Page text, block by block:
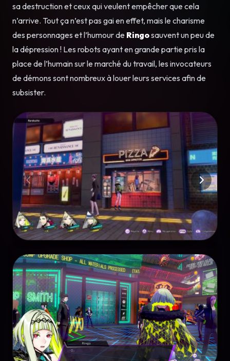
sa destruction et ceux qui veulent empêcher que cela
n’arrive. Tout ça n’est pas gai en effet, mais le charisme
des personnages et l’humour de Ringosauvent un peu de
la dépression ! Les robots ayant en grande partie pris la
place de l’humain sur le marché du travail, les invocateurs
de démons sont nombreux à louer leurs services afin de
subsister.